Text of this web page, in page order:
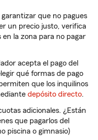
garantizar que no pagues
un precio justo, verifica
en la zona para no pagar
acepta el pago del
qué formas de pago
que los inquilinos
depósito directo.
adicionales. ¿Están
que pagarlos del
piscina o gimnasio)